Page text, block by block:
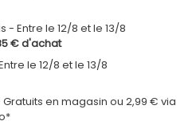
Entre le 12/8 et le 13/8
€ d'achat
le 12/8 et le 13/8
Gratuits en magasin ou 2,99 € via